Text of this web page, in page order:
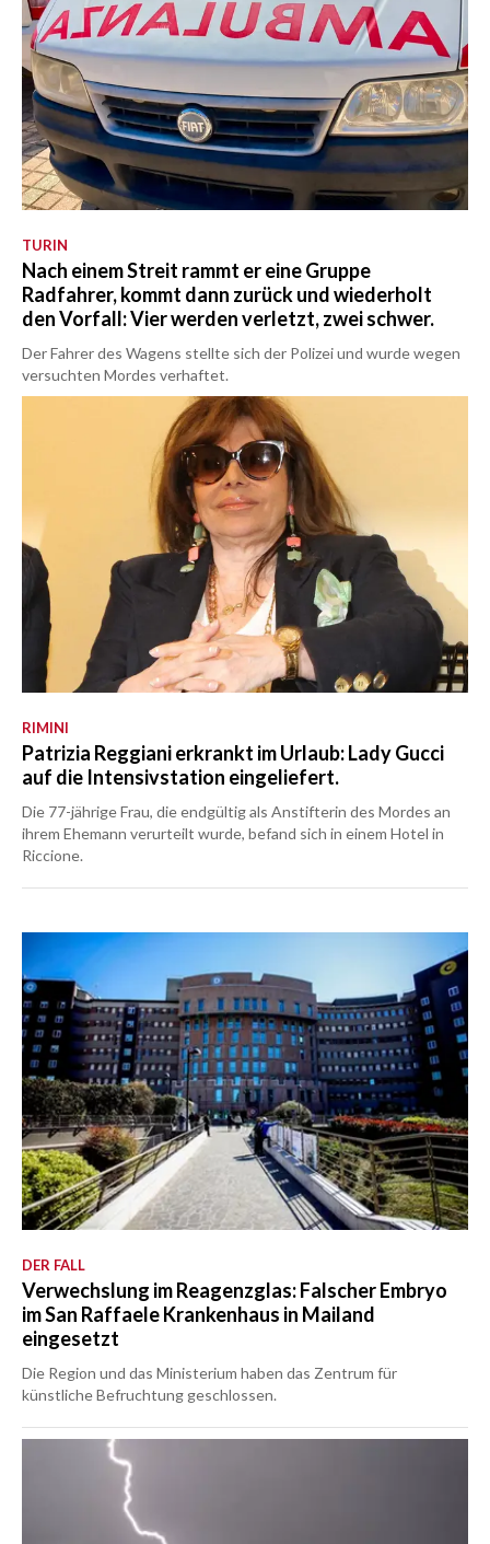
TURIN
Nach einem Streit rammt er eine Gruppe
Radfahrer, kommt dann zurück und wiederholt
den Vorfall: Vier werden verletzt, zwei schwer.
Der Fahrer des Wagens stellte sich der Polizei und wurde wegen
versuchten Mordes verhaftet.
RIMINI
Patrizia Reggiani erkrankt im Urlaub: Lady Gucci
auf die Intensivstation eingeliefert.
Die 77-jährige Frau, die endgültig als Anstifterin des Mordes an
ihrem Ehemann verurteilt wurde, befand sich in einem Hotel in
Riccione.
DER FALL
Verwechslung im Reagenzglas: Falscher Embryo
im San Raffaele Krankenhaus in Mailand
eingesetzt
Die Region und das Ministerium haben das Zentrum für
künstliche Befruchtung geschlossen.